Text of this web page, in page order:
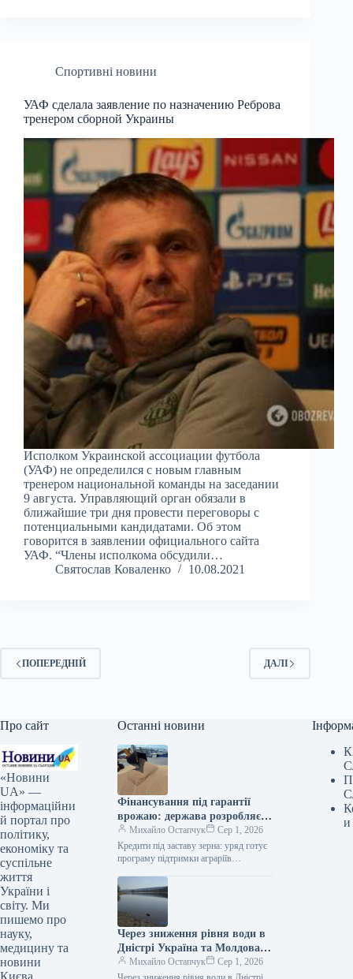
Спортивні новини
УАФ сделала заявление по назначению Реброва
тренером сборной Украины
Исполком Украинской ассоциации футбола
(УАФ) не определился с новым главным
тренером национальной команды на заседании
9 августа. Управляющий орган обязали в
ближайшие три дня провести переговоры с
потенциальными кандидатами. Об этом
говорится в заявлении официального сайта
УАФ. “Члены исполкома обсудили…
Святослав Коваленко
10.08.2021
ПОПЕРЕДНІЙ ДАЛІ
Про сайт
«Новини
UA» —
інформаційни
й портал про
політику,
економіку та
суспільне
життя
України і
світу. Ми
пишемо про
науку,
медицину та
новини
Останні новини
Фінансування під гарантії
врожаю: держава розробляє
ініціативу допомоги
сільгоспвиробникам
Михайло Остапчук
Сер 1, 2026
Кредити під заставу зерна: уряд готує
програму підтримки аграріїв
розробляє програму доступного
фінансування для сільгоспвиробників,
які…
Через зниження рівня води в
Дністрі Україна та Молдова
домовилися зменшити скиди з
водосховища.
Михайло Остапчук
Сер 1, 2026
и